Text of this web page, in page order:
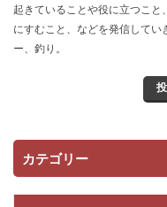
起きていることや役に立つこ
にすむこと、などを発信して
ー、釣り。
カテゴリー